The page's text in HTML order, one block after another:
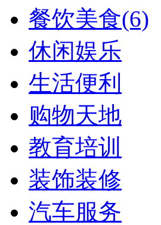
餐饮美食(6)
休闲娱乐
生活便利
购物天地
教育培训
装饰装修
汽车服务